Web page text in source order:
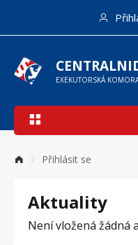
hlavnímu
obsahu
EXEKUTORSKÁ
Hlavní
Přihlásit se
Aktuality
Není vložená žádná